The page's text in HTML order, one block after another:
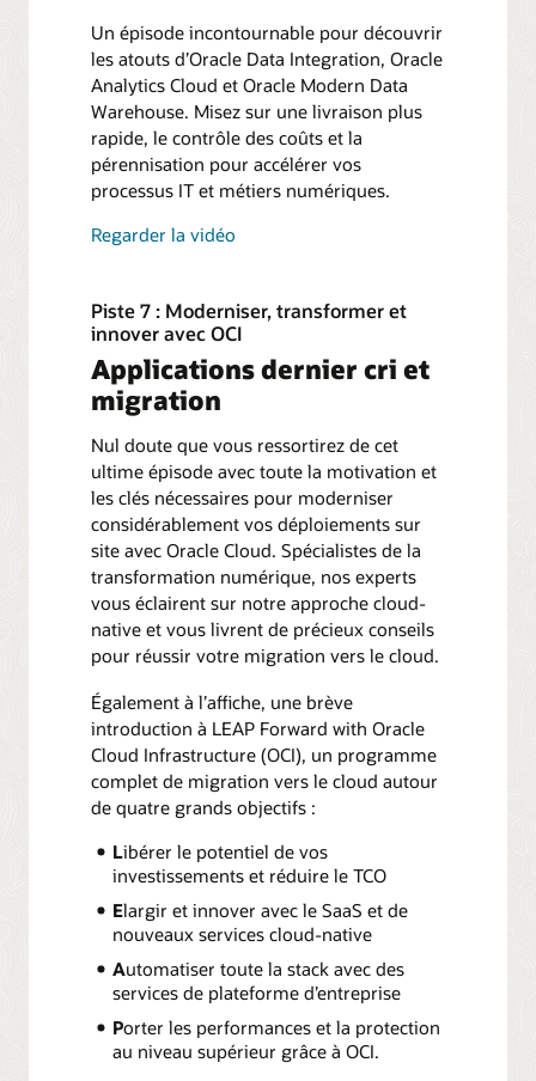
Un épisode incontournable pour découvrir
les atouts d’Oracle Data Integration, Oracle
Analytics Cloud et Oracle Modern Data
Warehouse. Misez sur une livraison plus
rapide, le contrôle des coûts et la
pérennisation pour accélérer vos
processus IT et métiers numériques.
Regarder la vidéo
Piste 7 : Moderniser, transformer et
innover avec OCI
Applications dernier cri et
migration
Nul doute que vous ressortirez de cet
ultime épisode avec toute la motivation et
les clés nécessaires pour moderniser
considérablement vos déploiements sur
site avec Oracle Cloud. Spécialistes de la
transformation numérique, nos experts
vous éclairent sur notre approche cloud-
native et vous livrent de précieux conseils
pour réussir votre migration vers le cloud.
Également à l’affiche, une brève
introduction à LEAP Forward with Oracle
Cloud Infrastructure (OCI), un programme
complet de migration vers le cloud autour
de quatre grands objectifs :
Libérer le potentiel de vos
investissements et réduire le TCO
Elargir et innover avec le SaaS et de
nouveaux services cloud-native
Automatiser toute la stack avec des
services de plateforme d’entreprise
Porter les performances et la protection
au niveau supérieur grâce à OCI.